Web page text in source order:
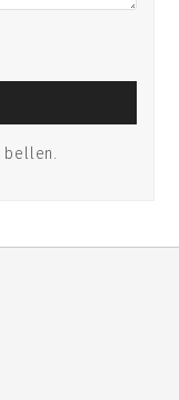
bellen.